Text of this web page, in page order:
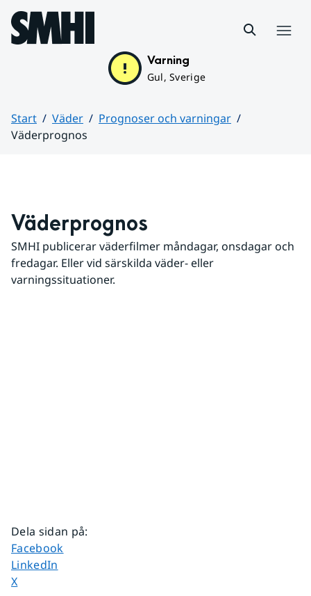
Hoppa till sidans innehåll
Varning
Gul, Sverige
Start Väder
Prognoser och varningar
Väderprognos
Väderprognos
SMHI publicerar väderfilmer måndagar, onsdagar och
fredagar. Eller vid särskilda väder- eller
varningssituationer.
Dela sidan på:
Dela sidan på
Facebook
Dela sidan på
LinkedIn
Dela sidan på
X